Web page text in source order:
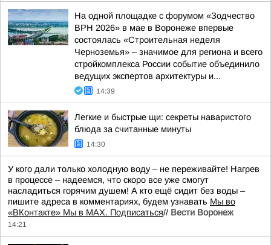
На одной площадке с форумом «Зодчество
ВРН 2026» в мае в Воронеже впервые
состоялась «Строительная неделя
Черноземья» – значимое для региона и всего
стройкомплекса России событие объединило
ведущих экспертов архитектуры и...
14:39
Легкие и быстрые щи: секреты наваристого
блюда за считанные минуты
14:30
У кого дали только холодную воду – не переживайте! Нагрев
в процессе – надеемся, что скоро все уже смогут
насладиться горячим душем! А кто ещё сидит без воды –
пишите адреса в комментариях, будем узнавать Мы во
«ВКонтакте» Мы в MAX. Подписаться// Вести Воронеж
14:21